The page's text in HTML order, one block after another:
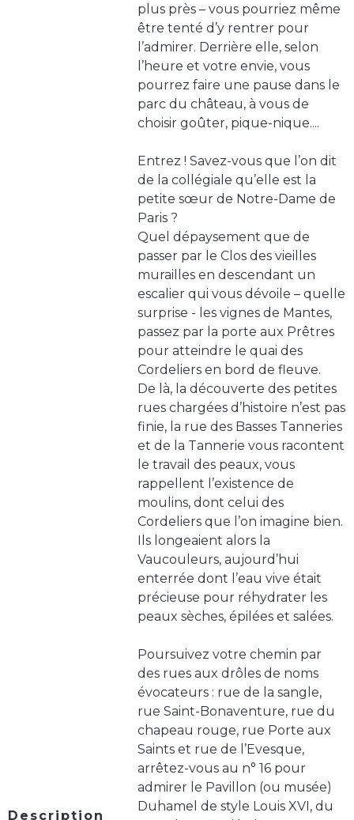
Description
plus près – vous pourriez même
être tenté d’y rentrer pour
l’admirer. Derrière elle, selon
l’heure et votre envie, vous
pourrez faire une pause dans le
parc du château, à vous de
choisir goûter, pique-nique....
Entrez ! Savez-vous que l’on dit
de la collégiale qu’elle est la
petite sœur de Notre-Dame de
Paris ?
Quel dépaysement que de
passer par le Clos des vieilles
murailles en descendant un
escalier qui vous dévoile – quelle
surprise - les vignes de Mantes,
passez par la porte aux Prêtres
pour atteindre le quai des
Cordeliers en bord de fleuve.
De là, la découverte des petites
rues chargées d’histoire n’est pas
finie, la rue des Basses Tanneries
et de la Tannerie vous racontent
le travail des peaux, vous
rappellent l’existence de
moulins, dont celui des
Cordeliers que l’on imagine bien.
Ils longeaient alors la
Vaucouleurs, aujourd’hui
enterrée dont l’eau vive était
précieuse pour réhydrater les
peaux sèches, épilées et salées.
Poursuivez votre chemin par
des rues aux drôles de noms
évocateurs : rue de la sangle,
rue Saint-Bonaventure, rue du
chapeau rouge, rue Porte aux
Saints et rue de l’Evesque,
arrêtez-vous au n° 16 pour
admirer le Pavillon (ou musée)
Duhamel de style Louis XVI, du